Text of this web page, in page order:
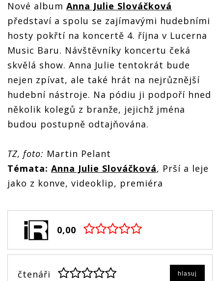
Nové album Anna Julie Slováčková
představí a spolu se zajímavými hudebními
hosty pokřtí na koncertě 4. října v Lucerna
Music Baru. Návštěvníky koncertu čeká
skvělá show. Anna Julie tentokrát bude
nejen zpívat, ale také hrát na nejrůznější
hudební nástroje. Na pódiu ji podpoří hned
několik kolegů z branže, jejichž jména
budou postupně odtajňována.
TZ, foto: Martin Pelant
Témata: Anna Julie Slováčková, Prší a leje
jako z konve, videoklip, premiéra
0,00
čtenáři hlasuj